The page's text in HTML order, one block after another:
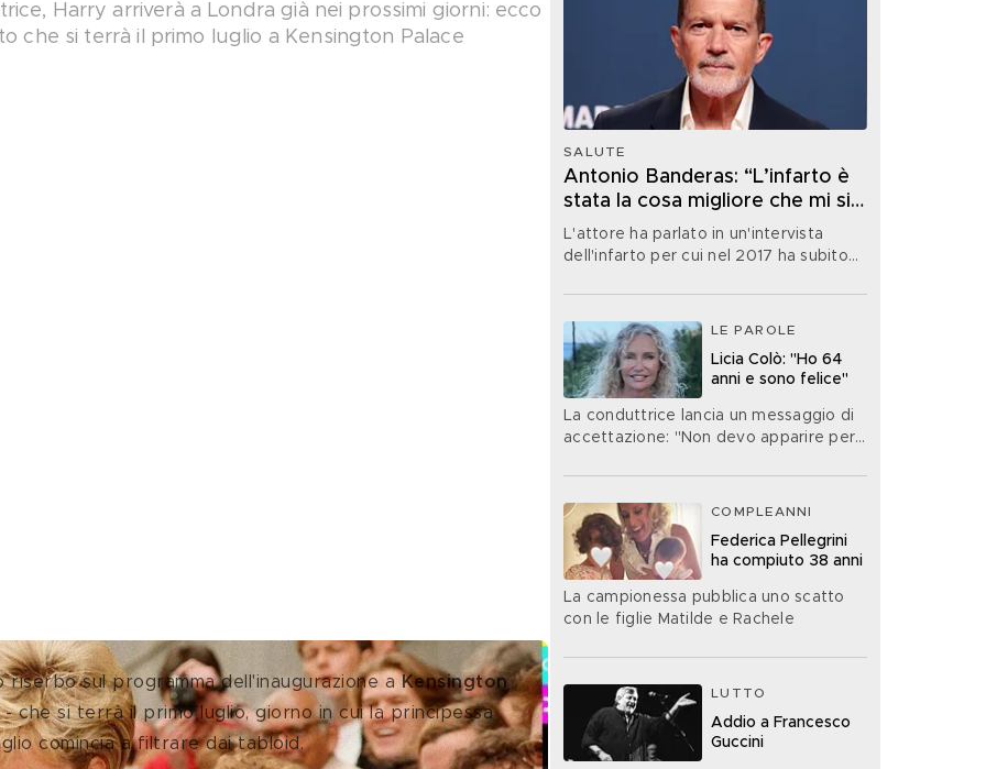
Harry arriverà a Londra già nei prossimi giorni: ecco
che si terrà il primo luglio a Kensington Palace
riserbo sul programma dell'inaugurazione a Kensington
- che si terrà il primo luglio, giorno in cui la principessa
comincia a filtrare dai tabloid.
SALUTE
Antonio Banderas: “L’infarto è
stata la cosa migliore che mi sia
mai capitata nella vita”
L'attore ha parlato in un'intervista
dell'infarto per cui nel 2017 ha subito
LE PAROLE
Licia Colò: "Ho 64
anni e sono felice"
La conduttrice lancia un messaggio di
accettazione: "Non devo apparire per
COMPLEANNI
Federica Pellegrini
ha compiuto 38 anni
La campionessa pubblica uno scatto
con le figlie Matilde e Rachele
LUTTO
Addio a Francesco
Guccini